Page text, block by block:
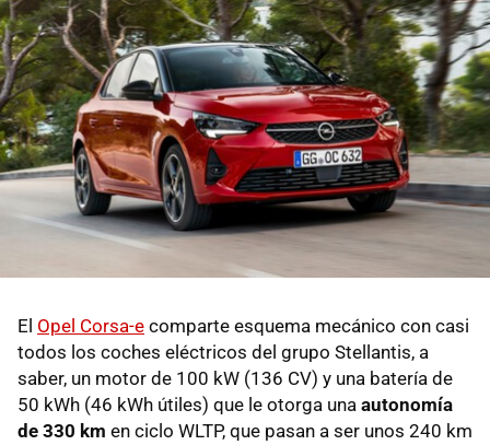
El Opel Corsa-e comparte esquema mecánico con casi
todos los coches eléctricos del grupo Stellantis, a
saber, un motor de 100 kW (136 CV) y una batería de
50 kWh (46 kWh útiles) que le otorga una autonomía
de 330 km en ciclo WLTP, que pasan a ser unos 240 km